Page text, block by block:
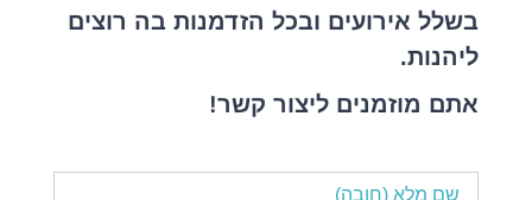
בשלל אירועים ובכל הזדמנות בה רוצים
ליהנות.
אתם מוזמנים ליצור קשר!